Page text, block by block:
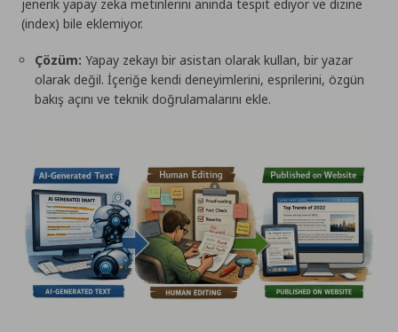
jenerik yapay zeka metinlerini anında tespit ediyor ve dizine
(index) bile eklemiyor.
Çözüm: Yapay zekayı bir asistan olarak kullan, bir yazar
olarak değil. İçeriğe kendi deneyimlerini, esprilerini, özgün
bakış açını ve teknik doğrulamalarını ekle.